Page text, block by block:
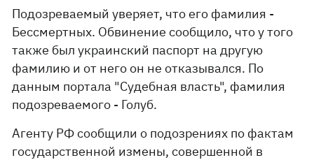
Подозреваемый уверяет, что его фамилия -
Бессмертных. Обвинение сообщило, что у того
также был украинский паспорт на другую
фамилию и от него он не отказывался. По
данным портала "Судебная власть", фамилия
подозреваемого - Голуб.
Агенту РФ сообщили о подозрениях по фактам
государственной измены, совершенной в